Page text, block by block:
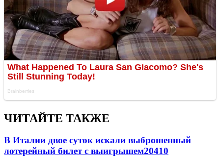
ЧИТАЙТЕ ТАКЖЕ
В Италии двое суток искали выброшенный
лотерейный билет с выигрышем20410